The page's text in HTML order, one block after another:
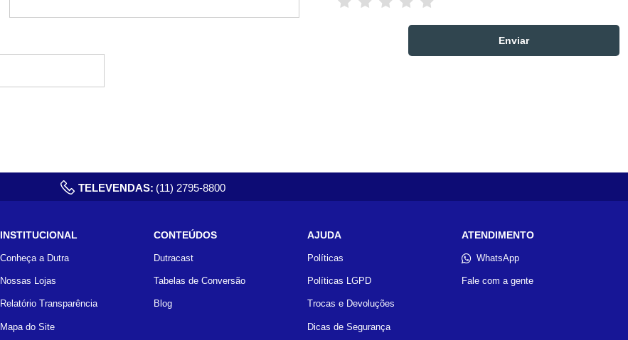
TELEVENDAS: (11) 2795-8800
INSTITUCIONAL
Conheça a Dutra
Nossas Lojas
Relatório Transparência
Mapa do Site
CONTEÚDOS
Dutracast
Tabelas de Conversão
Blog
AJUDA
Políticas
Políticas LGPD
Trocas e Devoluções
Dicas de Segurança
ATENDIMENTO
WhatsApp
Fale com a gente